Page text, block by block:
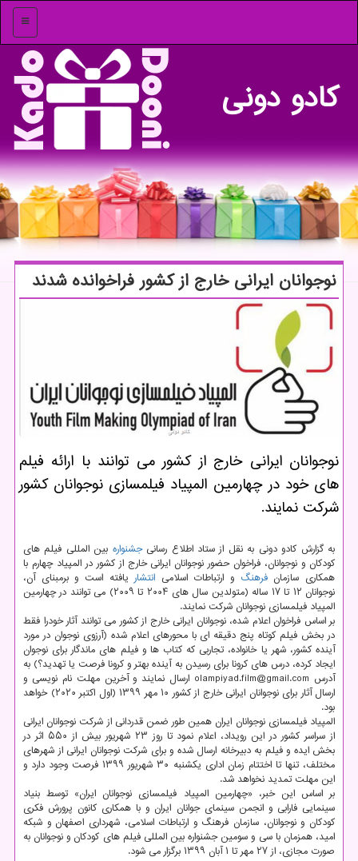
منو
كادو دونی
نوجوانان ایرانی خارج از كشور فراخوانده شدند
نوجوانان ایرانی خارج از كشور می توانند با ارائه فیلم
های خود در چهارمین المپیاد فیلمسازی نوجوانان كشور
شركت نمایند.
به گزارش کادو دونی به نقل از ستاد اطلاع رسانیجشنواره بین المللی فیلم های
کودکان و نوجوانان، فراخوان حضور نوجوانان ایرانی خارج از کشور در المپیاد چهارم با
همکاری سازمانفرهنگ و ارتباطات اسلامی انتشاریافته است و برمبنای آن،
نوجوانان ۱۲ تا ۱۷ ساله (متولدین سال های ۲۰۰۴ تا ۲۰۰۹) می توانند در چهارمین
المپیاد فیلمسازی نوجوانان شرکت نمایند.
بر اساس فراخوان اعلام شده، نوجوانان ایرانی خارج از کشور می توانند آثار خودرا فقط
در بخش فیلم کوتاه پنج دقیقه ای با محورهای اعلام شده (آرزوی نوجوان در مورد
آینده کشور، شهر یا خانواده، تجاربی که کتاب ها و فیلم های ماندگار برای نوجوان
ایجاد کرده، درس های کرونا برای رسیدن به آینده بهتر و کرونا فرصت یا تهدید؟) به
آدرس olampiyad.film@gmail.com ارسال نمایند و آخرین مهلت نام نویسی و
ارسال آثار برای نوجوانان ایرانی خارج از کشور ۱۰ مهر ۱۳۹۹ (اول اکتبر ۲۰۲۰) خواهد
بود.
المپیاد فیلمسازی نوجوانان ایران همین طور ضمن قدردانی از شرکت نوجوانان ایرانی
از سراسر کشور در این رویداد، اعلام نمود تا روز ۲۳ شهریور بیش از ۵۵۰ اثر در
بخش ایده و فیلم به دبیرخانه ارسال شده و برای شرکت نوجوانان ایرانی از شهرهای
مختلف، تنها تا اختتام زمان اداری یکشنبه ۳۰ شهریور ۱۳۹۹ فرصت وجود دارد و
این مهلت تمدید نخواهد شد.
بر اساس این خبر، «چهارمین المپیاد فیلمسازی نوجوانان ایران» توسط بنیاد
سینمایی فارابی و انجمن سینمای جوانان ایران و با همکاری کانون پرورش فکری
کودکان و نوجوانان، سازمان فرهنگ و ارتباطات اسلامی، شهرداری اصفهان و شبکه
امید، همزمان با سی و سومین جشنواره بین المللی فیلم های کودکان و نوجوانان به
صورت مجازی، از ۲۷ مهر تا ۱ آبان ۱۳۹۹ برگزار می شود.